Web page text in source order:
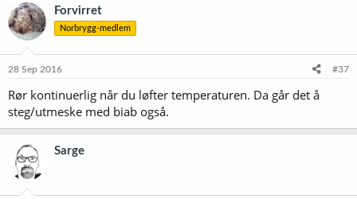
Forvirret
Norbrygg-medlem
28 Sep 2016 #37
Rør kontinuerlig når du løfter temperaturen. Da går det å
steg/utmeske med biab også.
Sarge